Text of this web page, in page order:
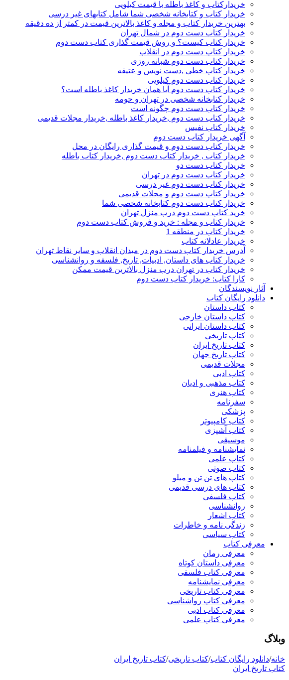
خریدارکتاب و کاغذ باطله با قیمت کیلویی
خریدار کتاب و کتابخانه شخصی شما شامل کتابهای غیر درسی
بهترین خریدار کتاب و مجله و کاغذ بالاترین قیمت در کمتر از ده دقیقه
خریدار کتاب دست دوم در شمال تهران
خریدار کتاب کیست؟ و روش قیمت گذاری کتاب دست دوم
خریدار کتاب دست دوم در انقلاب
خریدار کتاب دست دوم شبانه روزی
خریدار کتاب خطی ,دست نویس و عتیقه
خریدار کتاب دست دوم کیلویی
خریدار کتاب دست دوم آیا همان خریدار کاغذ باطله است؟
خریدار کتابخانه شخصی در تهران و حومه
خریدار کتاب دست دوم چگونه است
خریدار کتاب دست دوم ,خریدار کاغذ باطله ,خریدار مجلات قدیمی
خریدار کتاب نفیس
آگهی خریدار کتاب دست دوم
خریدار کتاب دست دوم و قیمت گذاری رایگان در محل
خریدار کتاب , خریدار کتاب دست دوم ,خریدار کتاب باطله
خریدار کتاب دست دو
خریدار کتاب دست دوم در تهران
خریدار کتاب دست دوم غیر درسی
خریدار کتاب دست دوم و مجلات قدیمی
خریدار کتاب دست دوم کتابخانه شخصی شما
خرید کتاب دست دوم درب منزل تهران
خریدار کتاب و مجله : خرید و فروش کتاب دست دوم
خریدار کتاب در منطقه 1
خریدار عادلانه کتاب
آدرس خریدار کتاب دست دوم در میدان انقلاب و سایر نقاط تهران
خریدار کتاب های داستان, ادبیات, تاریخ, فلسفه و روانشناسی
خریدار کتاب در تهران درب منزل بالاترین قیمت ممکن
کارا کتاب: خریدار کتاب دست دوم
آثار نویسندگان
دانلود رایگان کتاب
کتاب داستان
کتاب داستان خارجی
کتاب داستان ایرانی
کتاب تاریخی
کتاب تاریخ ایران
کتاب تاریخ جهان
مجلات قدیمی
کتاب ادبی
کتاب مذهبی و ادیان
کتاب هنری
سفرنامه
پزشکی
کتاب کامپیوتر
کتاب آشپزی
موسیقی
نمایشنامه و فیلمنامه
کتاب علمی
کتاب صوتی
کتاب های تن تن و میلو
کتاب های درسی قدیمی
کتاب فلسفی
روانشناسی
کتاب اشعار
زندگی نامه و خاطرات
کتاب سیاسی
معرفی کتاب
معرفی رمان
معرفی داستان کوتاه
معرفی کتاب فلسفی
معرفی نمایشنامه
معرفی کتاب تاریخی
معرفی کتاب رواشناسی
معرفی کتاب ادبی
معرفی کتاب علمی
وبلاگ
خانه/دانلود رایگان کتاب/کتاب تاریخی/کتاب تاریخ ایران
کتاب تاریخ ایران